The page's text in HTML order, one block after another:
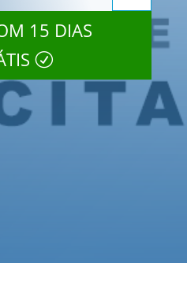
15 DIAS